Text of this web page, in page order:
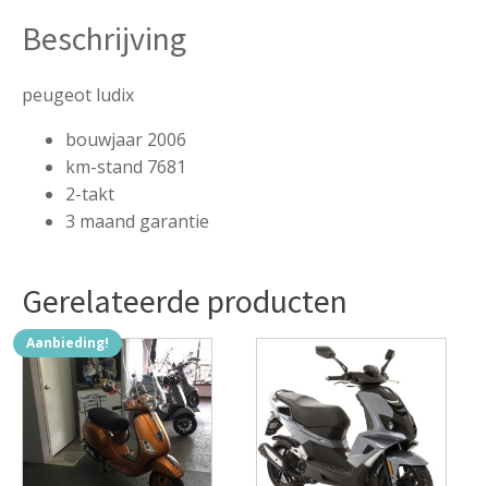
Beschrijving
peugeot ludix
bouwjaar 2006
km-stand 7681
2-takt
3 maand garantie
Gerelateerde producten
Aanbieding!